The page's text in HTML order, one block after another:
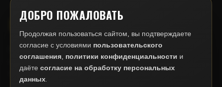
ДОБРО ПОЖАЛОВАТЬ
Продолжая пользоваться сайтом, вы подтверждаете
согласие с условиями пользовательского
соглашения, политики конфиденциальности и
даёте согласие на обработку персональных
данных.
НЕКУЛЬЧА
Профессиональный ремонт квартир в Москве. Более 15 лет
опыта, 300+ завершённых проектов. Гарантия качества и
соблюдение сроков.